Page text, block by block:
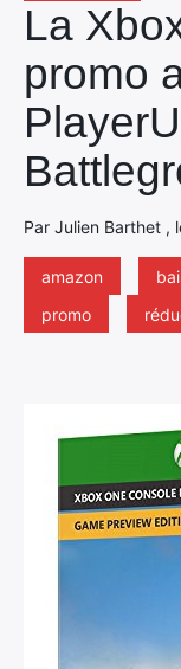
La
promo
Par Julien Barthet ,
amazon
promo